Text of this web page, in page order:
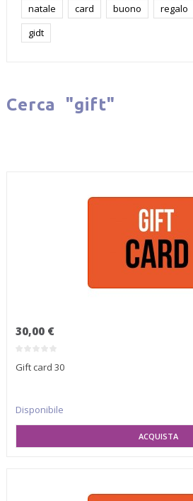
natale card buono regalo
gidt
Cerca "gift"
30,00 €
Gift card 30
Disponibile